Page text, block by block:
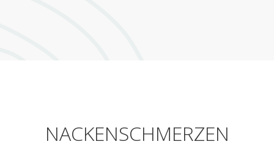
NACKENSCHMERZEN